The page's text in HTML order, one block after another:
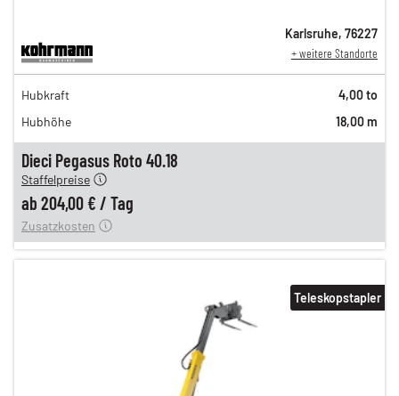
Dieci Pegasus Roto 40.18
353,00 €
294,00 €
245,00 €
Staffelpreise
ab 204,00 € / Tag
12,00 €
Zusatzkosten
Karlsruhe, 76227
+ weitere Standorte
Hubkraft
4,00 to
Hubhöhe
18,00 m
Teleskopstapler